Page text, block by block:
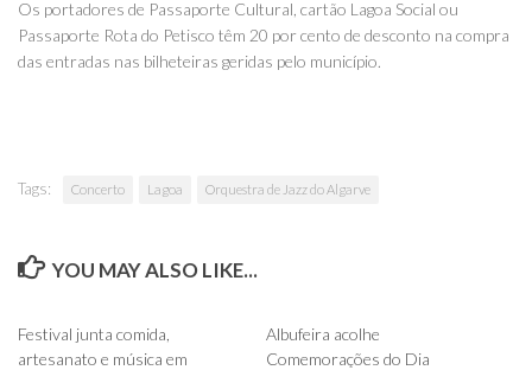
Os portadores de Passaporte Cultural, cartão Lagoa Social ou
Passaporte Rota do Petisco têm 20 por cento de desconto na compra
das entradas nas bilheteiras geridas pelo município.
Tags: Concerto Lagoa Orquestra de Jazz do Algarve
YOU MAY ALSO LIKE...
Festival junta comida,
artesanato e música em
Albufeira acolhe
Comemorações do Dia